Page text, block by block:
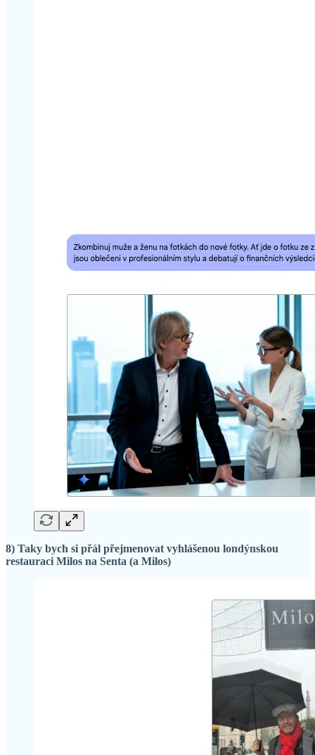
8) Taky bych si přál přejmenovat vyhlášenou londýnskou
restauraci Milos na Senta (a Milos)